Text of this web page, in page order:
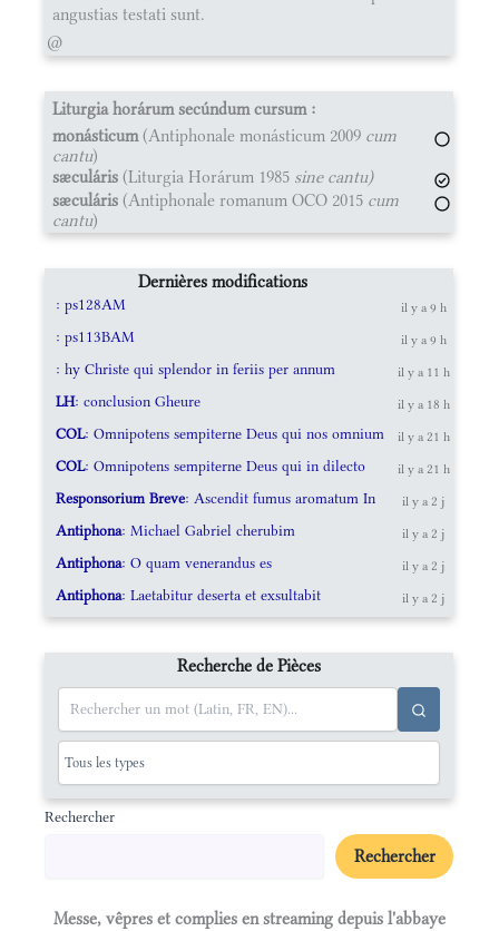
angustias testati sunt.
@
Liturgia horárum secúndum cursum :
monásticum(Antiphonale monásticum 2009 cum
cantu)
sæculáris (Liturgia Horárum 1985 sine cantu)
sæculáris (Antiphonale romanum OCO 2015 cum
cantu)
Dernières modifications
: ps128AM il y a 9 h
: ps113BAM il y a 9 h
: hy Christe qui splendor in feriis per annum il y a 11 h
LH: conclusion Gheure il y a 18 h
COL: Omnipotens sempiterne Deus qui nos omnium il y a 21 h
COL: Omnipotens sempiterne Deus qui in dilecto il y a 21 h
Responsorium Breve: Ascendit fumus aromatum In il y a 2 j
Antiphona: Michael Gabriel cherubim il y a 2 j
Antiphona: O quam venerandus es il y a 2 j
Antiphona: Laetabitur deserta et exsultabit il y a 2 j
Recherche de Pièces
Rechercher
Rechercher
Messe, vêpres et complies en streaming depuis l'abbaye